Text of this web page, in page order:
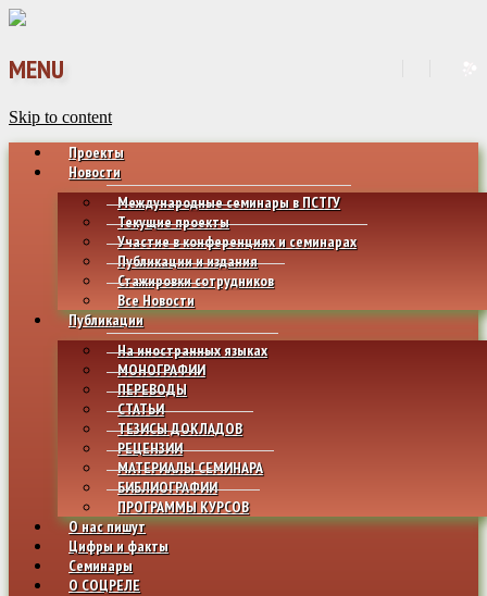
MENU
Skip to content
Проекты
Новости
Международные семинары в ПСТГУ
Текущие проекты
Участие в конференциях и семинарах
Публикации и издания
Стажировки сотрудников
Все Новости
Публикации
На иностранных языках
МОНОГРАФИИ
ПЕРЕВОДЫ
СТАТЬИ
ТЕЗИСЫ ДОКЛАДОВ
РЕЦЕНЗИИ
МАТЕРИАЛЫ СЕМИНАРА
БИБЛИОГРАФИИ
ПРОГРАММЫ КУРСОВ
О нас пишут
Цифры и факты
Семинары
О СОЦРЕЛЕ